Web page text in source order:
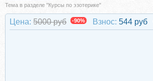
Тема в разделе "Курсы по эзотерике"
Цена: 5000 руб -90% Взнос: 544 руб